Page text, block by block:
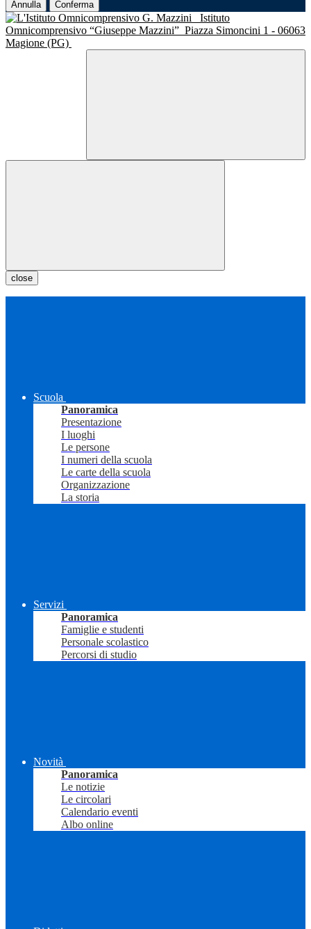
Annulla Conferma
Istituto
Omnicomprensivo “Giuseppe Mazzini” Piazza Simoncini 1 - 06063
Magione (PG)
close
Scuola
Panoramica
Presentazione
I luoghi
Le persone
I numeri della scuola
Le carte della scuola
Organizzazione
La storia
Servizi
Panoramica
Famiglie e studenti
Personale scolastico
Percorsi di studio
Novità
Panoramica
Le notizie
Le circolari
Calendario eventi
Albo online